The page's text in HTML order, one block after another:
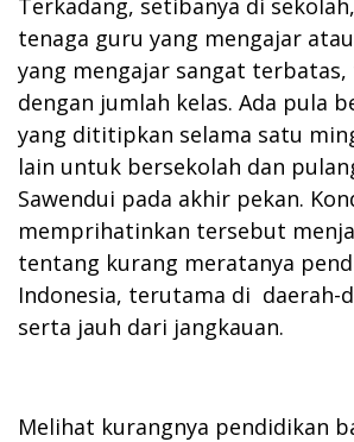
Terkadang, setibanya di
tenaga guru yang mengajar
yang mengajar sangat terbatas,
dengan jumlah kelas. Ada pula
yang dititipkan selama satu
lain untuk bersekolah dan
Sawendui pada akhir pekan.
memprihatinkan tersebut
tentang kurang meratanya
Indonesia, terutama di daerah-
serta jauh dari jangkauan.
Melihat kurangnya pendidikan